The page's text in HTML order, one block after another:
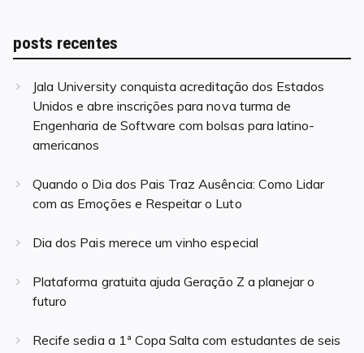
posts recentes
Jala University conquista acreditação dos Estados
Unidos e abre inscrições para nova turma de
Engenharia de Software com bolsas para latino-
americanos
Quando o Dia dos Pais Traz Ausência: Como Lidar
com as Emoções e Respeitar o Luto
Dia dos Pais merece um vinho especial
Plataforma gratuita ajuda Geração Z a planejar o
futuro
Recife sedia a 1ª Copa Salta com estudantes de seis